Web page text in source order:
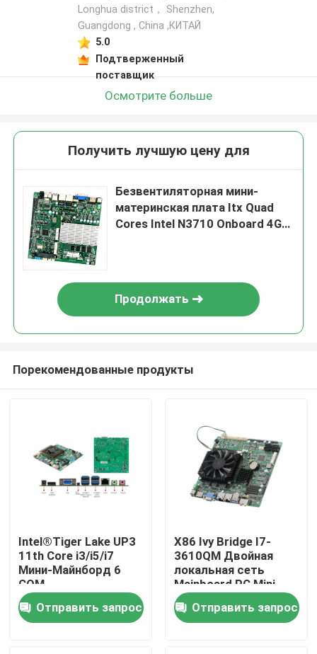
Главная страница
Продукция
Longhua district， Shenzhen,
Guangdong , China ,КИТАЙ
5.0
Подтверженный
поставщик
Осмотрите больше
Получить лучшую цену для
Безвентиляторная мини-
материнская плата Itx Quad
Cores Intel N3710 Onboard 4GB
Продолжать
Порекомендованные продукты
Intel®Tiger Lake UP3
11th Core i3/i5/i7
Мини-Майнборд 6
COM
Отправить запрос
X86 Ivy Bridge I7-
3610QM Двойная
локальная сеть
Mainboard PC Mini
2COM 2 GLAN для
банка ATM
Отправить запрос